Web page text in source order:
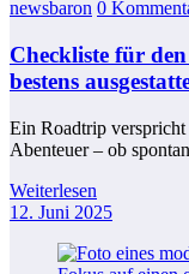
newsbaron 0
Checkliste für
bestens
Ein Roadtrip
Abenteuer – ob
Weiterlesen
12. Juni 2025